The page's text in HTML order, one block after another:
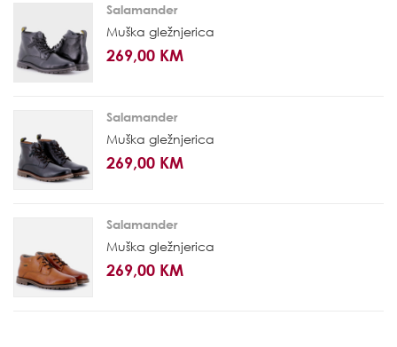
Salamander
Muška gležnjerica
269,00 KM
Salamander
Muška gležnjerica
269,00 KM
Salamander
Muška gležnjerica
269,00 KM